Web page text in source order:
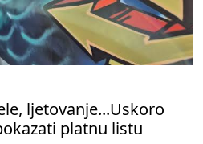
ljetovanje...Uskoro
platnu listu